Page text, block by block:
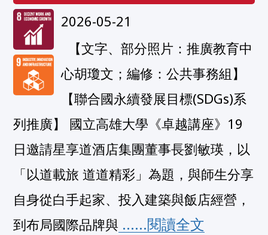
2026-05-21
心胡瓊文；編修：公共事務組】
【聯合國永續發展目標(SDGs)系
列推廣】 國立高雄大學《卓越講座》19
日邀請星享道酒店集團董事長劉敏瑛，以
「以道載旅 道道精彩」為題，與師生分享
自身從白手起家、投入建築與飯店經營，
到布局國際品牌與 ......閱讀全文